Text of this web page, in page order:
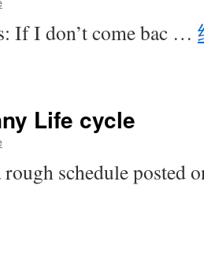
If I don’t come bac …
Life cycle
rough schedule